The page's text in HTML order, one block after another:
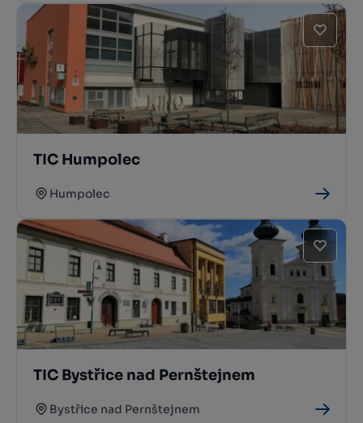
TIC Humpolec
Humpolec
TIC Bystřice nad Pernštejnem
Bystřice nad Pernštejnem